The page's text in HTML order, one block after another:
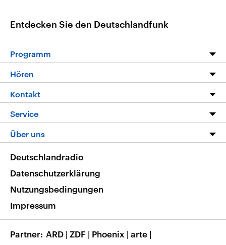
Entdecken Sie den Deutschlandfunk
Programm
Die Nachrichten
Nachrichtenleicht
Neue Beiträge auf dlf.de
Hören
Livestream
Podcasts
Deutschlandfunk App
Nachrichten App
Frequenzen
Kontakt
Hörerservice
Service
FAQ
Veranstaltungen
Musikliste
RSS
Über uns
Barrierefreiheit
Deutschlandradio
Datenschutzerklärung
Nutzungsbedingungen
Impressum
Partner ARD | ZDF | Phoenix | arte |